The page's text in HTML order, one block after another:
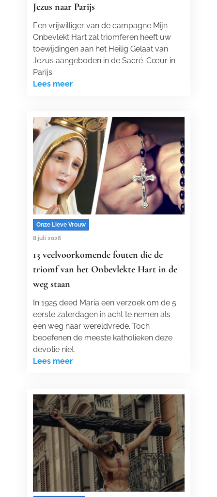
Jezus naar Parijs
Een vrijwilliger van de campagne Mijn
Onbevlekt Hart zal triomferen heeft uw
toewijdingen aan het Heilig Gelaat van
Jezus aangeboden in de Sacré-Cœur in
Parijs.
Lees meer
Onze Lieve Vrouw
8 juli 2026
13 veelvoorkomende fouten die de
triomf van het Onbevlekte Hart in de
weg staan
In 1925 deed Maria een verzoek om de 5
eerste zaterdagen in acht te nemen als
een weg naar wereldvrede. Toch
beoefenen de meeste katholieken deze
devotie niet.
Lees meer